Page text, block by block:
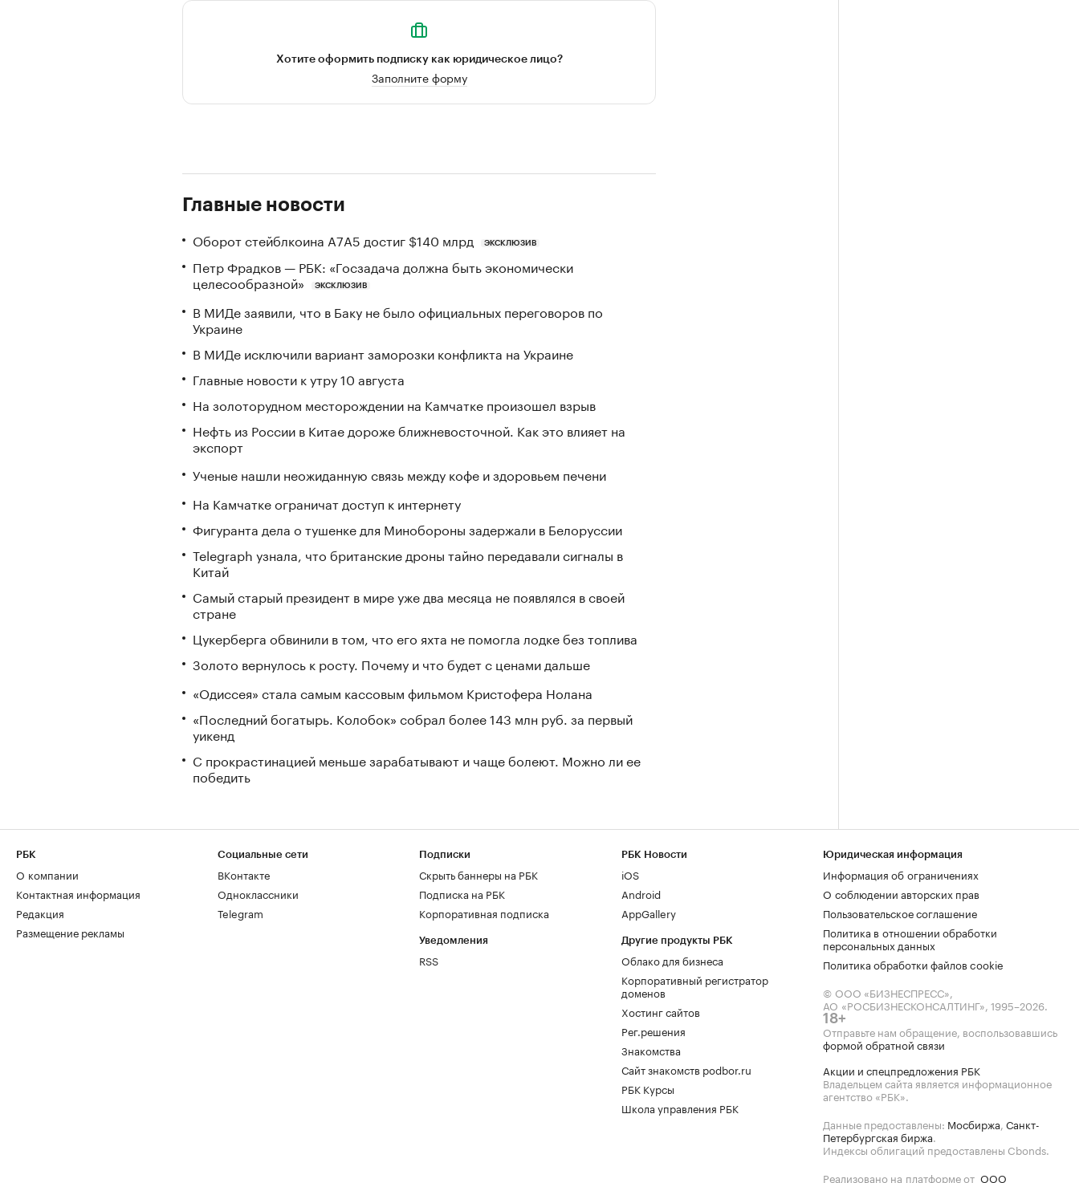
Хотите оформить подписку как юридическое лицо?
Заполните форму
Главные новости
Оборот стейблкоина А7А5 достиг $140 млрд ЭКСКЛЮЗИВ
Петр Фрадков — РБК: «Госзадача должна быть экономически
целесообразной»
ЭКСКЛЮЗИВ
В МИДе заявили, что в Баку не было официальных переговоров по
Украине
В МИДе исключили вариант заморозки конфликта на Украине
Главные новости к утру 10 августа
На золоторудном месторождении на Камчатке произошел взрыв
Нефть из России в Китае дороже ближневосточной. Как это влияет на
экспорт
Ученые нашли неожиданную связь между кофе и здоровьем печени
На Камчатке ограничат доступ к интернету
Фигуранта дела о тушенке для Минобороны задержали в Белоруссии
Telegraph узнала, что британские дроны тайно передавали сигналы в
Китай
Самый старый президент в мире уже два месяца не появлялся в своей
стране
Цукерберга обвинили в том, что его яхта не помогла лодке без топлива
Золото вернулось к росту. Почему и что будет с ценами дальше
«Одиссея» стала самым кассовым фильмом Кристофера Нолана
«Последний богатырь. Колобок» собрал более 143 млн руб. за первый
уикенд
С прокрастинацией меньше зарабатывают и чаще болеют. Можно ли ее
победить
РБК
О компании
Контактная информация
Редакция
Размещение рекламы
Социальные сети
ВКонтакте
Одноклассники
Telegram
Подписки
Скрыть баннеры на РБК
Подписка на РБК
Корпоративная подписка
Уведомления
RSS
РБК Новости
iOS
Android
AppGallery
Другие продукты РБК
Облако для бизнеса
Корпоративный регистратор
доменов
Хостинг сайтов
Рег.решения
Знакомства
Сайт знакомств podbor.ru
РБК Курсы
Школа управления РБК
Юридическая информация
Информация об ограничениях
О соблюдении авторских прав
Пользовательское соглашение
Политика в отношении обработки
персональных данных
Политика обработки файлов cookie
© ООО «БИЗНЕСПРЕСС»,
АО «РОСБИЗНЕСКОНСАЛТИНГ», 1995–2026.
18+
Отправьте нам обращение, воспользовавшись
формой обратной связи
Акции и спецпредложения РБК
Владельцем сайта является информационное
агентство «РБК».
Данные предоставлены: Мосбиржа, Санкт-
Петербургская биржа.
Индексы облигаций предоставлены Cbonds.
Реализовано на платформе от ООО